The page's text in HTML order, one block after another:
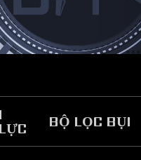
BỘ LỌC BỤI